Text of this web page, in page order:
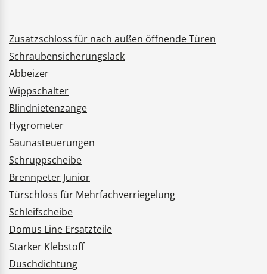
Zusatzschloss für nach außen öffnende Türen
Schraubensicherungslack
Abbeizer
Wippschalter
Blindnietenzange
Hygrometer
Saunasteuerungen
Schruppscheibe
Brennpeter Junior
Türschloss für Mehrfachverriegelung
Schleifscheibe
Domus Line Ersatzteile
Starker Klebstoff
Duschdichtung